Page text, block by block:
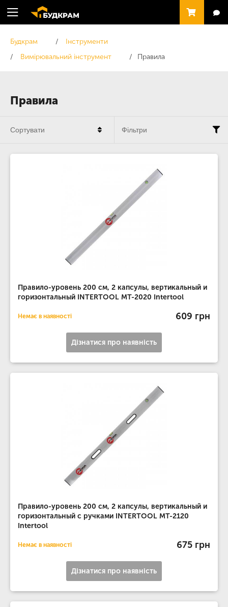
Правила
Будкрам
Інструменти
Вимірювальний інструмент
Правила
Правило-уровень 200 см, 2 капсулы, вертикальный и
горизонтальный INTERTOOL MT-2020 Intertool
Немає в наявності 609 грн
Дізнатися про наявність
Правило-уровень 200 см, 2 капсулы, вертикальный и
горизонтальный с ручками INTERTOOL MT-2120
Intertool
Немає в наявності 675 грн
Дізнатися про наявність
Сортувати Фільтри